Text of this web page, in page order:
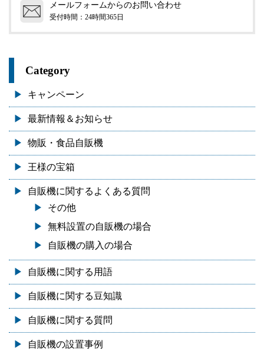
メールフォームからのお問い合わせ
受付時間：24時間365日
Category
キャンペーン
最新情報＆お知らせ
物販・食品自販機
王様の宝箱
自販機に関するよくある質問
その他
無料設置の自販機の場合
自販機の購入の場合
自販機に関する用語
自販機に関する豆知識
自販機に関する質問
自販機の設置事例